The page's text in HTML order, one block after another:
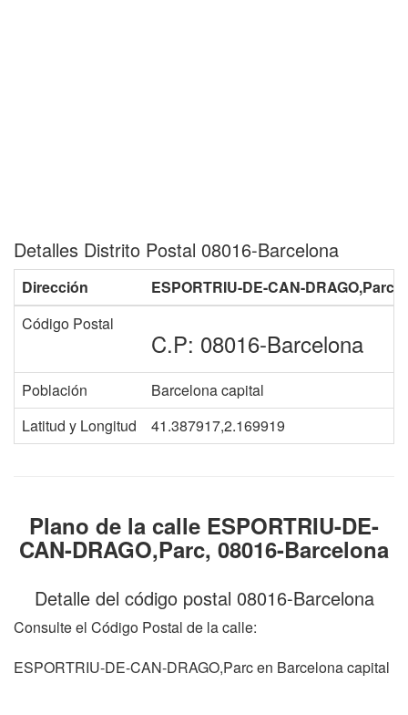
Detalles Distrito Postal 08016-Barcelona
Dirección
ESPORTRIU-DE-CAN-DRAGO,Parc
Código Postal
C.P: 08016-Barcelona
Población
Barcelona capital
Latitud y Longitud
41.387917,2.169919
Plano de la calle ESPORTRIU-DE-
CAN-DRAGO,Parc, 08016-Barcelona
Detalle del código postal 08016-Barcelona
Consulte el Código Postal de la calle:
ESPORTRIU-DE-CAN-DRAGO,Parc en Barcelona capital